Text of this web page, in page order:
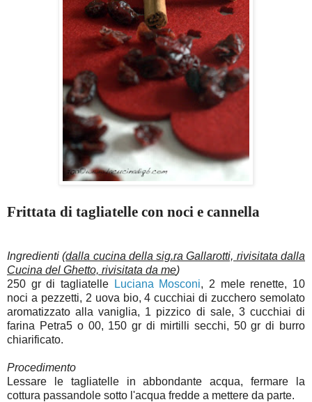
Frittata di tagliatelle con noci e cannella
Ingredienti(dalla cucina della sig.ra Gallarotti, rivisitata dalla
Cucina del Ghetto, rivisitata da me)
250 gr di tagliatelle
Luciana Mosconi, 2 mele renette, 10
noci a pezzetti, 2 uova bio, 4 cucchiai di zucchero semolato
aromatizzato alla vaniglia, 1 pizzico di sale, 3 cucchiai di
farina Petra5 o 00, 150 gr di mirtilli secchi, 50 gr di burro
chiarificato.
Procedimento
Lessare le tagliatelle in abbondante acqua, fermare la
cottura passandole sotto l'acqua fredde a mettere da parte.